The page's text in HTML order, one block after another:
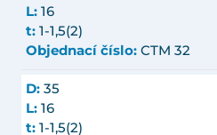
L: 16
t: 1-1,5(2)
Objednací číslo: CTM 32
D: 35
L: 16
t: 1-1,5(2)